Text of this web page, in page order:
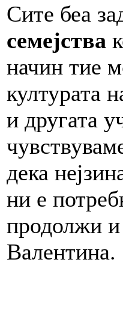
Сите беа
семејства
начин тие
културата
и другата
дека
ни е
продолжи и
Валентина.